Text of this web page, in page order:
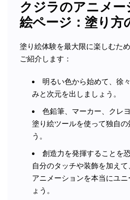
クジラのアニメー
絵ページ：塗り方
塗り絵体験を最大限に楽しむた
ご紹介します：
明るい色から始めて、徐
みと次元を出しましょう。
色鉛筆、マーカー、クレ
塗り絵ツールを使って独自の
う。
創造力を発揮することを
自分のタッチや装飾を加え
アニメーションを本当にユ
ょう。